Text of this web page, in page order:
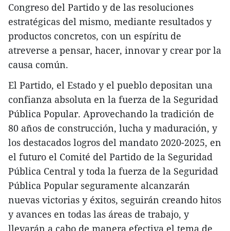
Congreso del Partido y de las resoluciones
estratégicas del mismo, mediante resultados y
productos concretos, con un espíritu de
atreverse a pensar, hacer, innovar y crear por la
causa común.
El Partido, el Estado y el pueblo depositan una
confianza absoluta en la fuerza de la Seguridad
Pública Popular. Aprovechando la tradición de
80 años de construcción, lucha y maduración, y
los destacados logros del mandato 2020-2025, en
el futuro el Comité del Partido de la Seguridad
Pública Central y toda la fuerza de la Seguridad
Pública Popular seguramente alcanzarán
nuevas victorias y éxitos, seguirán creando hitos
y avances en todas las áreas de trabajo, y
llevarán a cabo de manera efectiva el tema de